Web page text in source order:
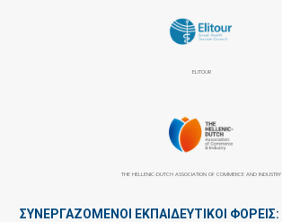
ELITOUR
THE HELLENIC-DUTCH ASSOCIATION OF COMMERCE AND INDUSTRY
ΣΥΝΕΡΓΑΖΌΜΕΝΟΙ ΕΚΠΑΙΔΕΥΤΙΚΟΊ ΦΟΡΕΊΣ: